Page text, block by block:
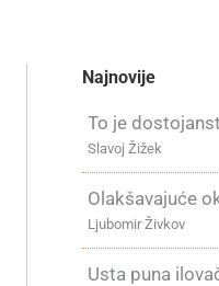
Najnovije
To je
Slavoj Žižek
Olakšavajuće
Ljubomir Živkov
Usta puna